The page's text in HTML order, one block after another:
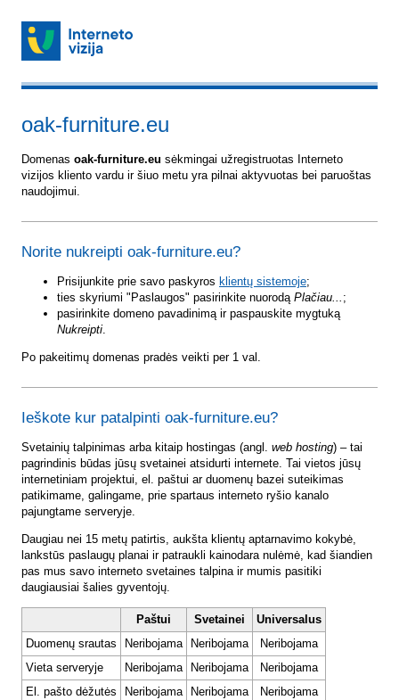
oak-furniture.eu
Domenas oak-furniture.eu sėkmingai užregistruotas Interneto
vizijos kliento vardu ir šiuo metu yra pilnai aktyvuotas bei paruoštas
naudojimui.
Norite nukreipti oak-furniture.eu?
Prisijunkite prie savo paskyros klientų sistemoje;
ties skyriumi "Paslaugos" pasirinkite nuorodą Plačiau... ;
pasirinkite domeno pavadinimą ir paspauskite mygtuką
Nukreipti.
Po pakeitimų domenas pradės veikti per 1 val.
Ieškote kur patalpinti oak-furniture.eu?
Svetainių talpinimas arba kitaip hostingas (angl. web hosting) – tai
pagrindinis būdas jūsų svetainei atsidurti internete. Tai vietos jūsų
internetiniam projektui, el. paštui ar duomenų bazei suteikimas
patikimame, galingame, prie spartaus interneto ryšio kanalo
pajungtame serveryje.
Daugiau nei 15 metų patirtis, aukšta klientų aptarnavimo kokybė,
lankstūs paslaugų planai ir patraukli kainodara nulėmė, kad šiandien
pas mus savo interneto svetaines talpina ir mumis pasitiki
daugiausiai šalies gyventojų.
Paštui Svetainei
Universalus
Duomenų srautas
Neribojama Neribojama
Neribojama
Vieta serveryje
Neribojama Neribojama
Neribojama
El. pašto dėžutės
Neribojama Neribojama
Neribojama